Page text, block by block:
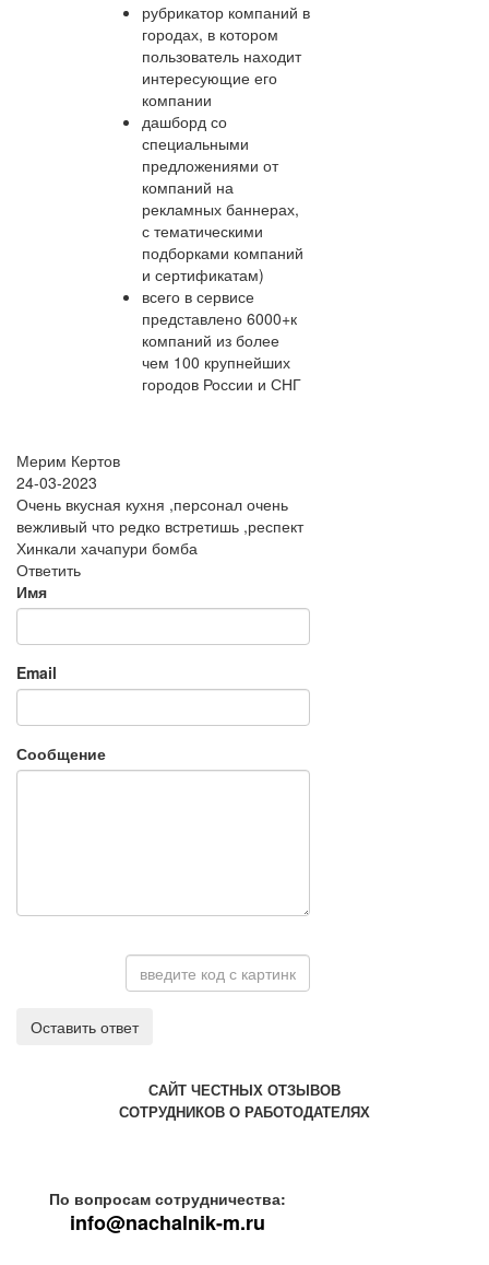
рубрикатор компаний в
городах, в котором
пользователь находит
интересующие его
компании
дашборд со
специальными
предложениями от
компаний на
рекламных баннерах,
с тематическими
подборками компаний
и сертификатам)
всего в сервисе
представлено 6000+к
компаний из более
чем 100 крупнейших
городов России и СНГ
Мерим Кертов
24-03-2023
Очень вкусная кухня ,персонал очень
вежливый что редко встретишь ,респект
Хинкали хачапури бомба
Ответить
Имя
Email
Сообщение
Оставить ответ
САЙТ ЧЕСТНЫХ ОТЗЫВОВ
СОТРУДНИКОВ О РАБОТОДАТЕЛЯХ
По вопросам сотрудничества:
info@nachalnik-m.ru